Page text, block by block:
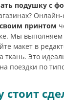
подушку с
принтом
Мы
макет в
ткань. Это
поездки по
стоит